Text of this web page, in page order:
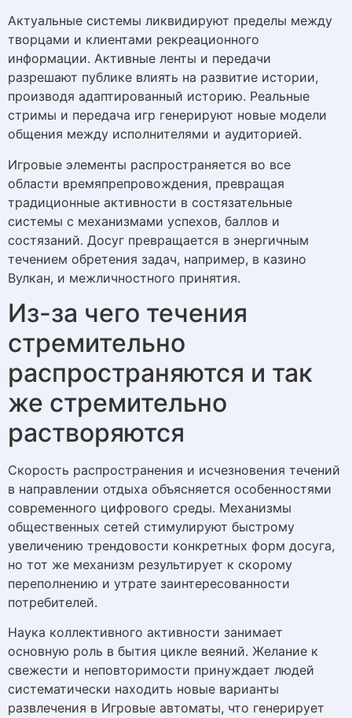
Актуальные системы ликвидируют пределы между
творцами и клиентами рекреационного
информации. Активные ленты и передачи
разрешают публике влиять на развитие истории,
производя адаптированный историю. Реальные
стримы и передача игр генерируют новые модели
общения между исполнителями и аудиторией.
Игровые элементы распространяется во все
области времяпрепровождения, превращая
традиционные активности в состязательные
системы с механизмами успехов, баллов и
состязаний. Досуг превращается в энергичным
течением обретения задач, например, в казино
Вулкан, и межличностного принятия.
Из-за чего течения
стремительно
распространяются и так
же стремительно
растворяются
Скорость распространения и исчезновения течений
в направлении отдыха объясняется особенностями
современного цифрового среды. Механизмы
общественных сетей стимулируют быстрому
увеличению трендовости конкретных форм досуга,
но тот же механизм результирует к скорому
переполнению и утрате заинтересованности
потребителей.
Наука коллективного активности занимает
основную роль в бытия цикле веяний. Желание к
свежести и неповторимости принуждает людей
систематически находить новые варианты
развлечения в Игровые автоматы, что генерирует